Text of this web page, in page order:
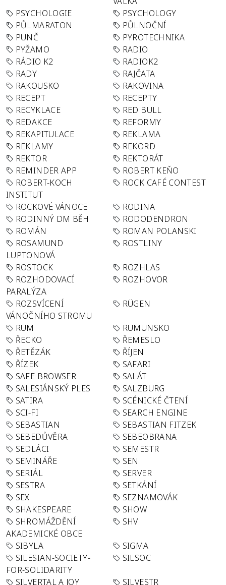
PSYCHOLOGIE
PSYCHOLOGY
PŮLMARATON
PŮLNOČNÍ
PUNČ
PYROTECHNIKA
PYŽAMO
RADIO
RÁDIO K2
RADIOK2
RADY
RAJČATA
RAKOUSKO
RAKOVINA
RECEPT
RECEPTY
RECYKLACE
RED BULL
REDAKCE
REFORMY
REKAPITULACE
REKLAMA
REKLAMY
REKORD
REKTOR
REKTORÁT
REMINDER APP
ROBERT KEŇO
ROBERT-KOCH
INSTITUT
ROCK CAFÉ CONTEST
ROCKOVÉ VÁNOCE
RODINA
RODINNÝ DM BĚH
RODODENDRON
ROMÁN
ROMAN POLANSKI
ROSAMUND
LUPTONOVÁ
ROSTLINY
ROSTOCK
ROZHLAS
ROZHODOVACÍ
PARALÝZA
ROZHOVOR
ROZSVÍCENÍ
VÁNOČNÍHO STROMU
RÜGEN
RUM
RUMUNSKO
ŘECKO
ŘEMESLO
ŘETĚZÁK
ŘÍJEN
ŘÍZEK
SAFARI
SAFE BROWSER
SALÁT
SALESIÁNSKÝ PLES
SALZBURG
SATIRA
SCÉNICKÉ ČTENÍ
SCI-FI
SEARCH ENGINE
SEBASTIAN
SEBASTIAN FITZEK
SEBEDŮVĚRA
SEBEOBRANA
SEDLÁCI
SEMESTR
SEMINÁŘE
SEN
SERIÁL
SERVER
SESTRA
SETKÁNÍ
SEX
SEZNAMOVÁK
SHAKESPEARE
SHOW
SHROMÁŽDĚNÍ
AKADEMICKÉ OBCE
SHV
SIBYLA
SIGMA
SILESIAN-SOCIETY-
FOR-SOLIDARITY
SILSOC
SILVERTAL A JOY
SILVESTR